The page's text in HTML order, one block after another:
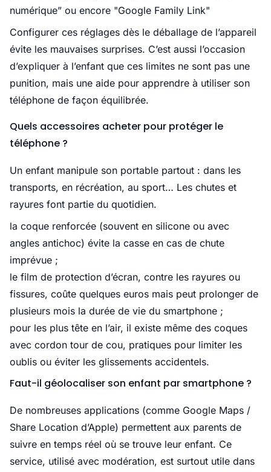
numérique” ou encore "Google Family Link"
Configurer ces réglages dès le déballage de l’appareil
évite les mauvaises surprises. C’est aussi l’occasion
d’expliquer à l’enfant que ces limites ne sont pas une
punition, mais une aide pour apprendre à utiliser son
téléphone de façon équilibrée.
Quels accessoires acheter pour protéger le
téléphone ?
Un enfant manipule son portable partout : dans les
transports, en récréation, au sport… Les chutes et
rayures font partie du quotidien.
la coque renforcée (souvent en silicone ou avec
angles antichoc) évite la casse en cas de chute
imprévue ;
le film de protection d’écran, contre les rayures ou
fissures, coûte quelques euros mais peut prolonger de
plusieurs mois la durée de vie du smartphone ;
pour les plus tête en l’air, il existe même des coques
avec cordon tour de cou, pratiques pour limiter les
oublis ou éviter les glissements accidentels.
Faut-il géolocaliser son enfant par smartphone ?
De nombreuses applications (comme Google Maps /
Share Location d’Apple) permettent aux parents de
suivre en temps réel où se trouve leur enfant. Ce
service, utilisé avec modération, est surtout utile dans